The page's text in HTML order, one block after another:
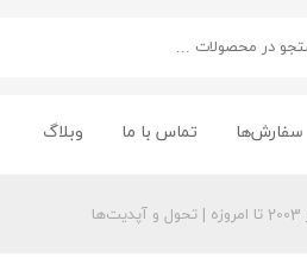
سفارش‌ها تماس با ما وبلاگ